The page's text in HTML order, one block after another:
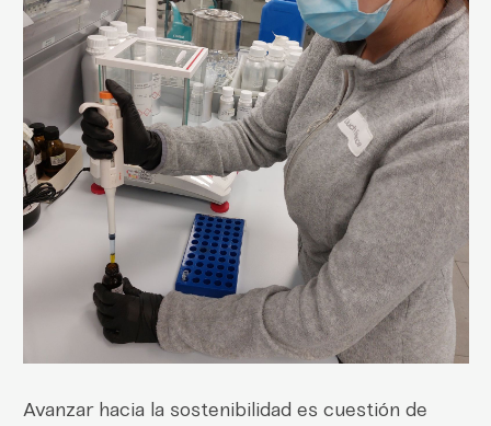
Avanzar hacia la sostenibilidad es cuestión de